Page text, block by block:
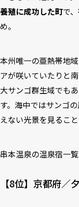
養殖に成功した町で
め。
本州唯一の亜熱帯地
アが咲いていたりと
大サンゴ群生域でも
す。海中ではサンゴ
えない光景を見るこ
串本温泉の温泉宿一覧
【8位】京都府／